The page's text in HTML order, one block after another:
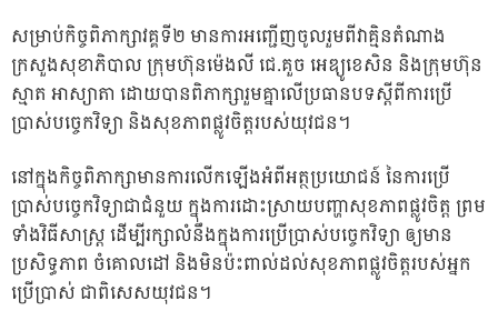
សម្រាប់កិច្ចពិភាក្សាវគ្គទី២ មានការអញ្ជើញចូលរួមពីវាគ្មិនតំណាង
ក្រសួងសុខាភិបាល ក្រុមហ៊ុនម៉េងលី ជេ.គួច អេឌ្យូខេសិន និងក្រុមហ៊ុន
ស្មាត អាស្យាតា ដោយបានពិភាក្សារួមគ្នាលើប្រធានបទស្តីពីការប្រើ
ប្រាស់បច្ចេកវិទ្យា និងសុខភាពផ្លូវចិត្តរបស់យុវជន។
នៅក្នុងកិច្ចពិភាក្សាមានការលើកឡើងអំពីអត្ថប្រយោជន៍ នៃការប្រើ
ប្រាស់បច្ចេកវិទ្យាជាជំនួយ ក្នុងការដោះស្រាយបញ្ហាសុខភាពផ្លូវចិត្ត ព្រម
ទាំងវិធីសាស្រ្ត ដើម្បីរក្សាលំនឹងក្នុងការប្រើប្រាស់បច្ចេកវិទ្យា ឲ្យមាន
ប្រសិទ្ធភាព ចំគោលដៅ និងមិនប៉ះពាល់ដល់សុខភាពផ្លូវចិត្តរបស់អ្នក
ប្រើប្រាស់ ជាពិសេសយុវជន។